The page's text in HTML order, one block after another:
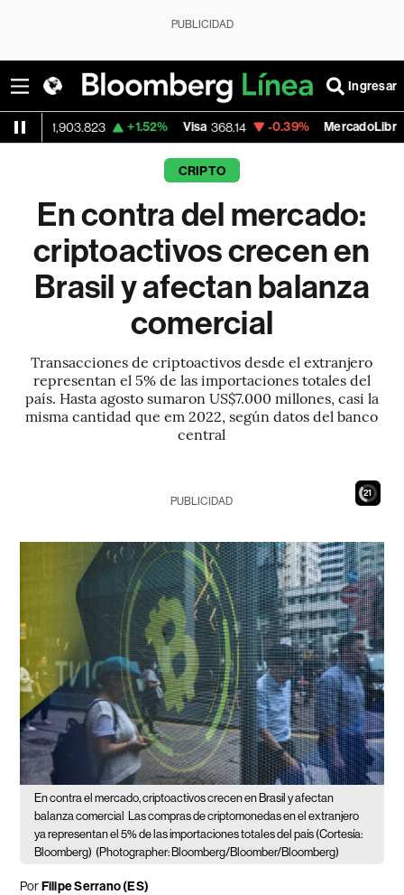
PUBLICIDAD
Ingresar
+1.52% Visa 368.14 -0.39% MercadoLibre 1,916.71
CRIPTO
En contra del mercado:
criptoactivos crecen en
Brasil y afectan balanza
comercial
Transacciones de criptoactivos desde el extranjero
representan el 5% de las importaciones totales del
país. Hasta agosto sumaron US$7.000 millones, casi la
misma cantidad que em 2022, según datos del banco
central
19
PUBLICIDAD
En contra el mercado, criptoactivos crecen en Brasil y afectan
balanza comercial
Las compras de criptomonedas en el extranjero
ya representan el 5% de las importaciones totales del país (Cortesía:
Bloomberg) (Photographer: Bloomberg/Bloomber/Bloomberg)
PorFilipe Serrano (ES)